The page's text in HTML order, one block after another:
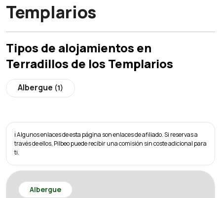
Templarios
Tipos de alojamientos en
Terradillos de los Templarios
Albergue (1)
ℹ️ Algunos enlaces de esta página son enlaces de afiliado. Si reservas a
través de ellos, Pilbeo puede recibir una comisión sin coste adicional para
ti.
Albergue